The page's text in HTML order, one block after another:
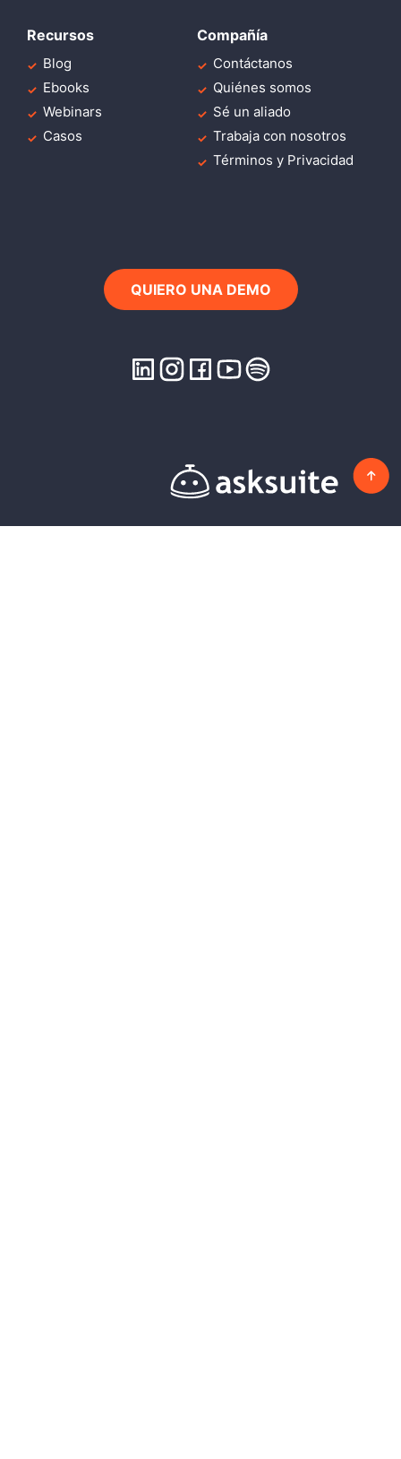
Recursos
Blog
Ebooks
Webinars
Casos
Compañía
Contáctanos
Quiénes somos
Sé un aliado
Trabaja con nosotros
Términos y Privacidad
QUIERO UNA DEMO